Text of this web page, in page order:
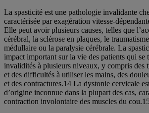
La spasticité est une pathologie invalidante
caractérisée par exagération vitesse-
Elle peut avoir plusieurs causes, telles que
cérébral, la sclérose en plaques, le
médullaire ou la paralysie cérébrale. La
impact important sur la vie des patients qui se
invalidités à plusieurs niveaux, y compris des
et des difficultés à utiliser les mains, des
et des contractures.14 La dystonie cervicale
d’origine inconnue dans la plupart des cas,
contraction involontaire des muscles du